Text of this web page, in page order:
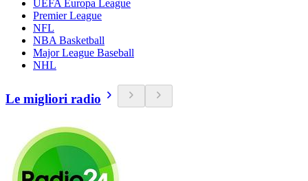
UEFA Europa League
Premier League
NFL
NBA Basketball
Major League Baseball
NHL
Le migliori radio